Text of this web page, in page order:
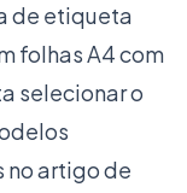
de etiqueta
folhas A4 com
selecionar o
no artigo de